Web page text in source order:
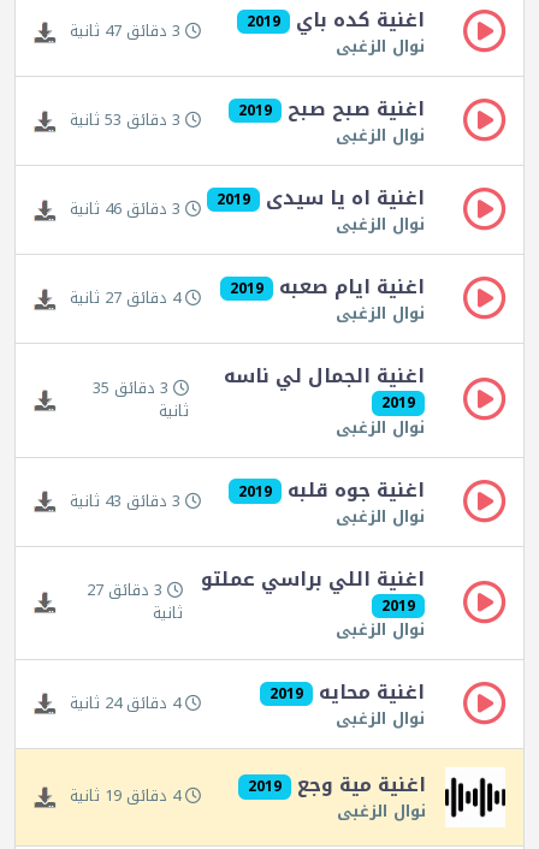
اغنية كده باي 2019
نوال الزغبى 3 دقائق 47 ثانية
اغنية صبح صبح 2019
نوال الزغبى 3 دقائق 53 ثانية
اغنية اه يا سيدى 2019
نوال الزغبى 3 دقائق 46 ثانية
اغنية ايام صعبه 2019
نوال الزغبى 4 دقائق 27 ثانية
اغنية الجمال لي ناسه
2019
نوال الزغبى
3 دقائق 35
ثانية
اغنية جوه قلبه 2019
نوال الزغبى 3 دقائق 43 ثانية
اغنية اللي براسي عملتو
2019
نوال الزغبى
3 دقائق 27
ثانية
اغنية محايه 2019
نوال الزغبى 4 دقائق 24 ثانية
اغنية مية وجع 2019
نوال الزغبى 4 دقائق 19 ثانية